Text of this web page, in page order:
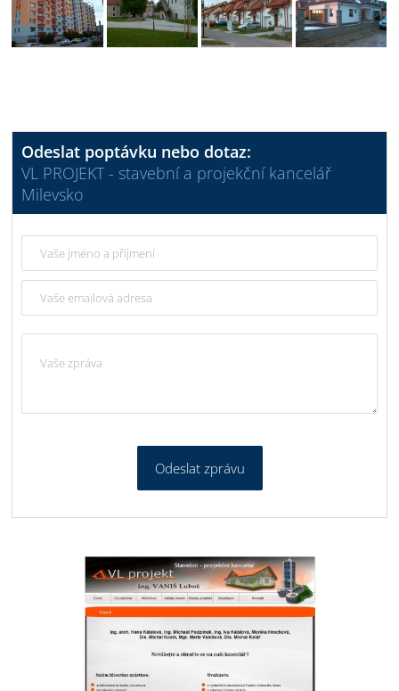
Odeslat poptávku nebo dotaz:
VL PROJEKT - stavební a projekční kancelář
Milevsko
Odeslat zprávu